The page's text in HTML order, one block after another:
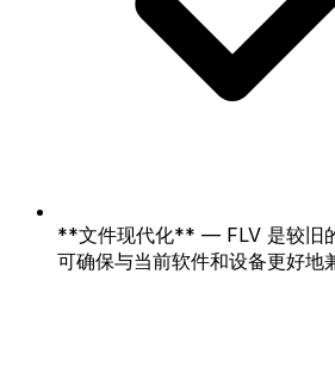
**文件现代化** — FLV 是较旧
可确保与当前软件和设备更好地